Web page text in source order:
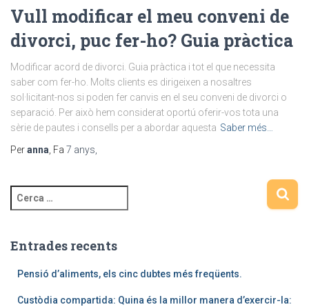
Vull modificar el meu conveni de
divorci, puc fer-ho? Guia pràctica
Modificar acord de divorci. Guia pràctica i tot el que necessita
saber com fer-ho. Molts clients es dirigeixen a nosaltres
sol·licitant-nos si poden fer canvis en el seu conveni de divorci o
separació. Per això hem considerat oportú oferir-vos tota una
sèrie de pautes i consells per a abordar aquesta Saber més…
Peranna , Fa 7 anys
e
a
Entrades recents
Pensió d’aliments, els cinc dubtes més freqüents.
Custòdia compartida: Quina és la millor manera d’exercir-la: